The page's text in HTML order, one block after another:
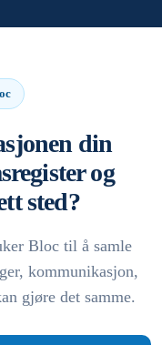
din
og
sted?
Bloc til å samle
kommunikasjon,
gjøre det samme.